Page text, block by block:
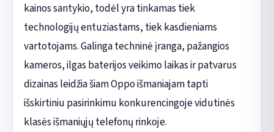
kainos santykio, todėl yra tinkamas tiek
technologijų entuziastams, tiek kasdieniams
vartotojams. Galinga techninė įranga, pažangios
kameros, ilgas baterijos veikimo laikas ir patvarus
dizainas leidžia šiam Oppo išmaniajam tapti
išskirtiniu pasirinkimu konkurencingoje vidutinės
klasės išmaniųjų telefonų rinkoje.